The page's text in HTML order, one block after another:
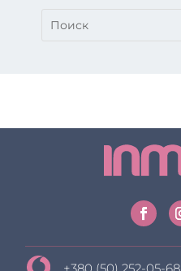
+380 (50) 252-05-68